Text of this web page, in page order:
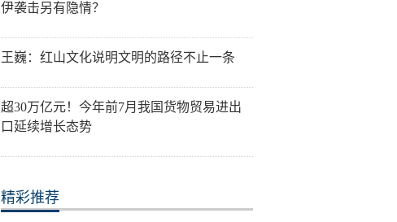
伊袭击另有隐情？
王巍：红山文化说明文明的路径不止一条
超30万亿元！今年前7月我国货物贸易进出
口延续增长态势
精彩推荐